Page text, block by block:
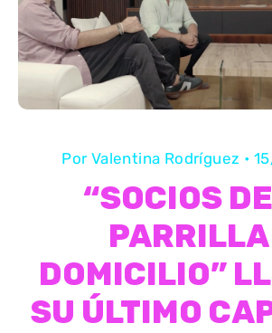
Por Valentina Rodríguez •
“SOCIOS
DOMICILIO”
SU ÚLTIMO